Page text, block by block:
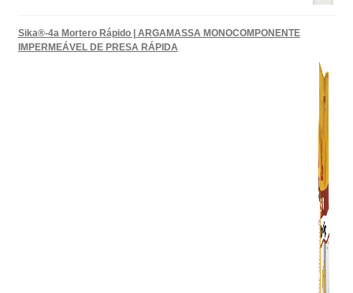
Sika®-4a Mortero Rápido | ARGAMASSA MONOCOMPONENTE
IMPERMEÁVEL DE PRESA RÁPIDA